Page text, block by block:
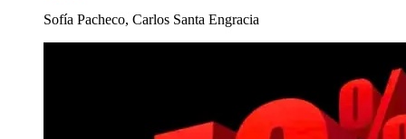
Sofía Pacheco, Carlos Santa Engracia